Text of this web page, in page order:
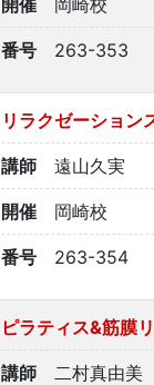
開催 岡崎校
番号 263-353
リラクゼーション
講師 遠山久実
開催 岡崎校
番号 263-354
ピラティス&筋膜
講師 二村真由美